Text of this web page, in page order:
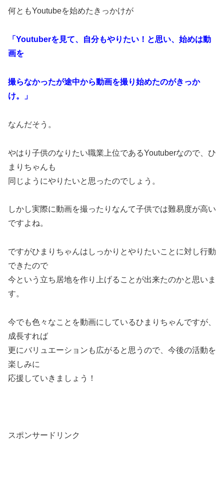
何ともYoutubeを始めたきっかけが
「Youtuberを見て、自分もやりたい！と思い、始めは動
画を
撮らなかったが途中から動画を撮り始めたのがきっか
け。」
なんだそう。
やはり子供のなりたい職業上位であるYoutuberなので、ひ
まりちゃんも
同じようにやりたいと思ったのでしょう。
しかし実際に動画を撮ったりなんて子供では難易度が高い
ですよね。
ですがひまりちゃんはしっかりとやりたいことに対し行動
できたので
今という立ち居地を作り上げることが出来たのかと思いま
す。
今でも色々なことを動画にしているひまりちゃんですが、
成長すれば
更にバリュエーションも広がると思うので、今後の活動を
楽しみに
応援していきましょう！
スポンサードリンク